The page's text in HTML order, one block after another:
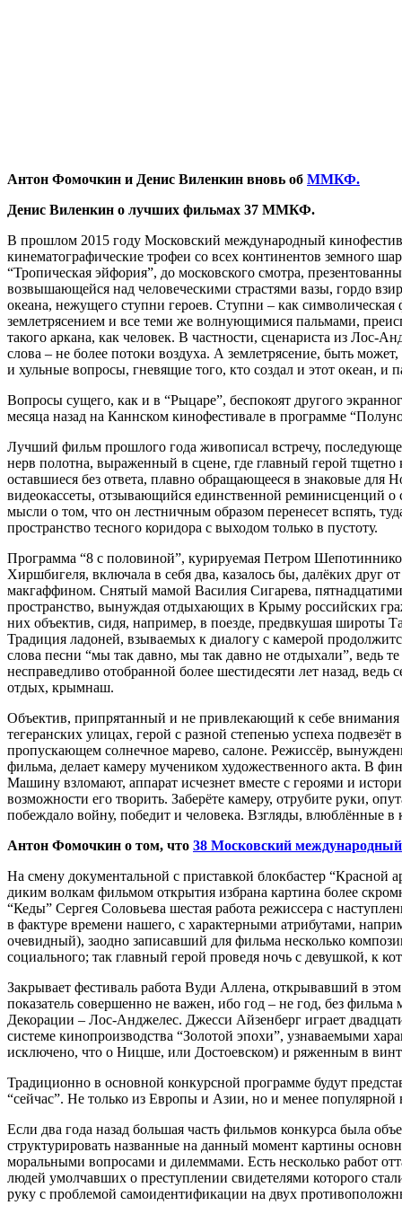
Антон Фомочкин и Денис Виленкин вновь об ММКФ.
Денис Виленкин о лучших фильмах 37 ММКФ.
В прошлом 2015 году Московский международный
кинематографические трофеи со всех континентов земного
“Тропическая эйфория”, до московского смотра,
возвышающейся над человеческими страстями вазы, гордо
океана, нежущего ступни героев. Ступни – как
землетрясением и все теми же волнующимися пальмами,
такого аркана, как человек. В частности, сценариста из
слова – не более потоки воздуха. А землетрясение, быть
и хульные вопросы, гневящие того, кто создал и этот океан, и
Вопросы сущего, как и в “Рыцаре”, беспокоят другого
месяца назад на Каннском кинофестивале в программе
Лучший фильм прошлого года живописал встречу,
нерв полотна, выраженный в сцене, где главный герой тщетно
оставшиеся без ответа, плавно обращающееся в знаковые
видеокассеты, отзывающийся единственной реминисценций
мысли о том, что он лестничным образом перенесет вспять,
пространство тесного коридора с выходом только в пустоту.
Программа “8 с половиной”, курируемая Петром
Хиршбигеля, включала в себя два, казалось бы, далёких друг
макгаффином. Снятый мамой Василия Сигарева,
пространство, вынуждая отдыхающих в Крыму российских
них объектив, сидя, например, в поезде, предвкушая широты
Традиция ладоней, взываемых к диалогу с камерой
слова песни “мы так давно, мы так давно не отдыхали”, ведь
несправедливо отобранной более шестидесяти лет назад,
отдых, крымнаш.
Объектив, припрятанный и не привлекающий к себе внимания
тегеранских улицах, герой с разной степенью успеха
пропускающем солнечное марево, салоне. Режиссёр,
фильма, делает камеру мучеником художественного акта. В
Машину взломают, аппарат исчезнет вместе с героями и
возможности его творить. Заберёте камеру, отрубите руки,
побеждало войну, победит и человека. Взгляды, влюблённые в
Антон Фомочкин о том, что 38 Московский
На смену документальной с приставкой блокбастер
диким волкам фильмом открытия избрана картина более
“Кеды” Сергея Соловьева шестая работа режиссера с
в фактуре времени нашего, с характерными атрибутами,
очевидный), заодно записавший для фильма несколько
социального; так главный герой проведя ночь с девушкой, к
Закрывает фестиваль работа Вуди Аллена, открывавший в
показатель совершенно не важен, ибо год – не год, без
Декорации – Лос-Анджелес. Джесси Айзенберг играет
системе кинопроизводства “Золотой эпохи”, узнаваемыми
исключено, что о Ницше, или Достоевском) и ряженным в
Традиционно в основной конкурсной программе будут
“сейчас”. Не только из Европы и Азии, но и менее популярной
Если два года назад большая часть фильмов конкурса была
структурировать названные на данный момент картины
моральными вопросами и дилеммами. Есть несколько работ
людей умолчавших о преступлении свидетелями которого
руку с проблемой самоидентификации на двух